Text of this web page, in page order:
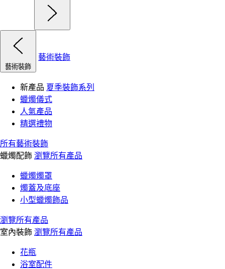
藝術裝飾
藝術裝飾
新產品 夏季裝飾系列
蠟燭儀式
人氣產品
精選禮物
所有藝術裝飾
蠟燭配飾 瀏覽所有產品
蠟燭燭罩
燭蓋及底座
小型蠟燭飾品
瀏覽所有產品
室內裝飾 瀏覽所有產品
花瓶
浴室配件